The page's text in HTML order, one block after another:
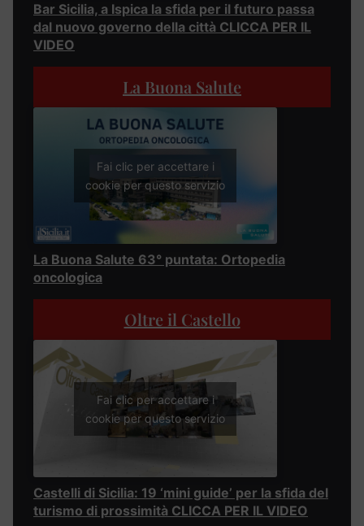
Bar Sicilia, a Ispica la sfida per il futuro passa
dal nuovo governo della città CLICCA PER IL
VIDEO
La Buona Salute
Fai clic per accettare i
cookie per questo servizio
La Buona Salute 63° puntata: Ortopedia
oncologica
Oltre il Castello
Fai clic per accettare i
cookie per questo servizio
Castelli di Sicilia: 19 ‘mini guide’ per la sfida del
turismo di prossimità CLICCA PER IL VIDEO